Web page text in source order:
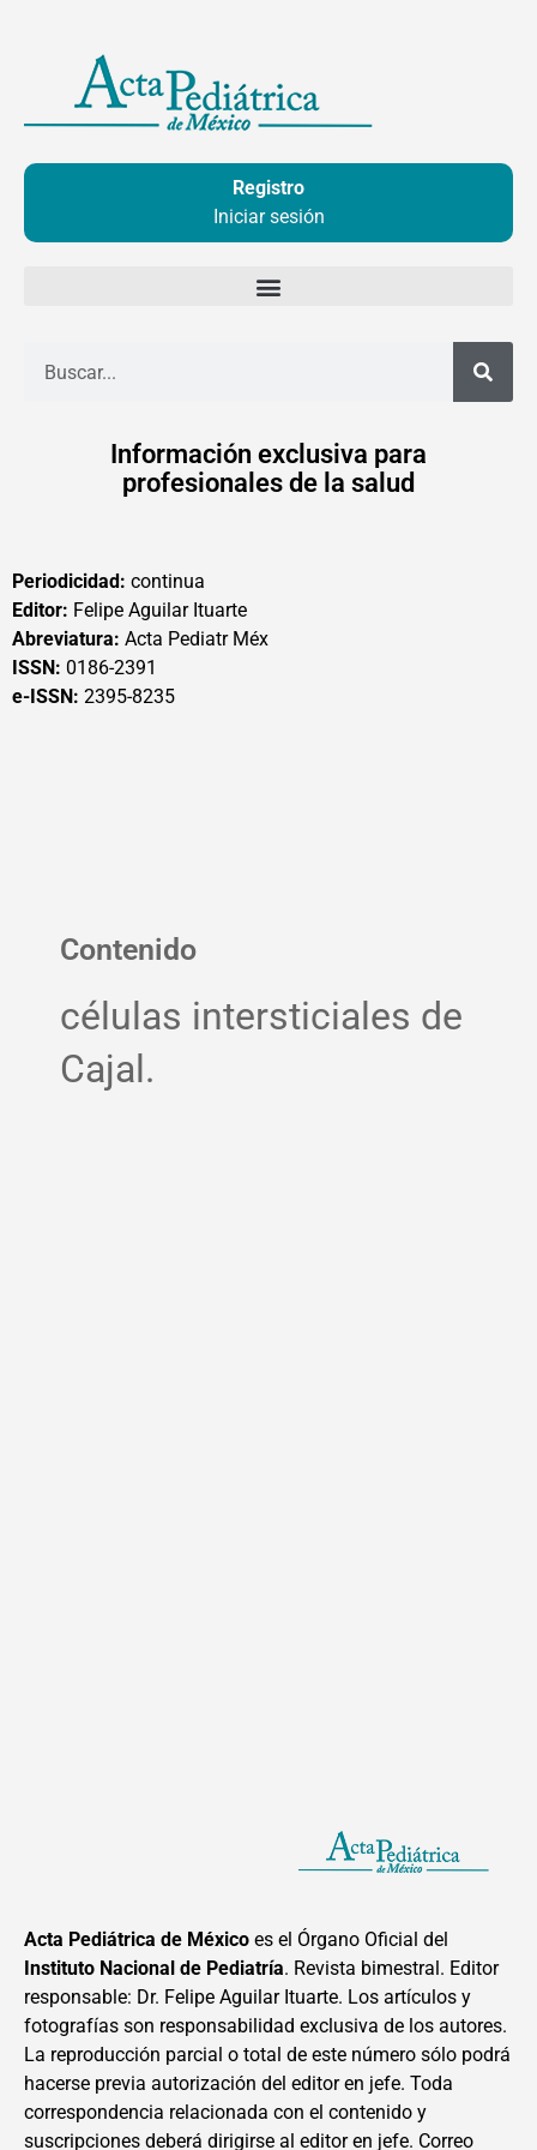
contenido
Registro
Iniciar sesión
Información exclusiva para
profesionales de la salud
Periodicidad: continua
Editor: Felipe Aguilar Ituarte
Abreviatura: Acta Pediatr Méx
ISSN: 0186-2391
e-ISSN: 2395-8235
Contenido
células intersticiales de
Cajal.
Acta Pediátrica de México es el Órgano Oficial del
Instituto Nacional de Pediatría. Revista bimestral. Editor
responsable: Dr. Felipe Aguilar Ituarte. Los artículos y
fotografías son responsabilidad exclusiva de los autores.
La reproducción parcial o total de este número sólo podrá
hacerse previa autorización del editor en jefe. Toda
correspondencia relacionada con el contenido y
suscripciones deberá dirigirse al editor en jefe. Correo